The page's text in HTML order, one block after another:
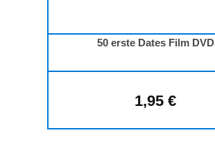
50 erste Dates Film DVD
Regulärer Preis:
1,95 €